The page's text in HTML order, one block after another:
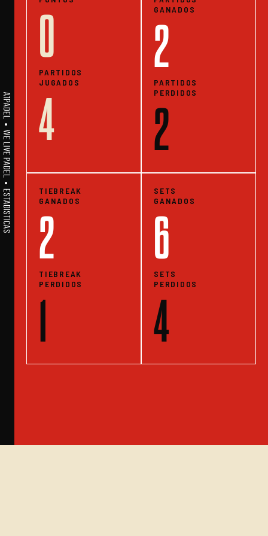
A1PADEL • WE LIVE PADEL • ESTADISTICAS
0
PARTIDOS
JUGADOS
4
GANADOS
2
PARTIDOS
PERDIDOS
2
TIEBREAK
GANADOS
2
TIEBREAK
PERDIDOS
1
SETS
GANADOS
6
SETS
PERDIDOS
4